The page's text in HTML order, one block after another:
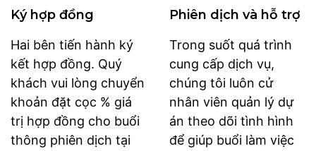
Ký hợp đồng
Hai bên tiến hành ký
kết hợp đồng. Quý
khách vui lòng chuyển
khoản đặt cọc % giá
trị hợp đồng cho buổi
thông phiên dịch tại
Phiên dịch và hỗ trợ
Trong suốt quá trình
cung cấp dịch vụ,
chúng tôi luôn cử
nhân viên quản lý dự
án theo dõi tình hình
để giúp buổi làm việc